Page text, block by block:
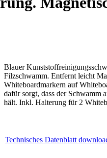
Blauer
Filzschwamm. Entfernt leicht
Whiteboardmarkern auf
dafür sorgt, dass der Schwamm
hält. Inkl. Halterung für 2
Technisches Datenblatt